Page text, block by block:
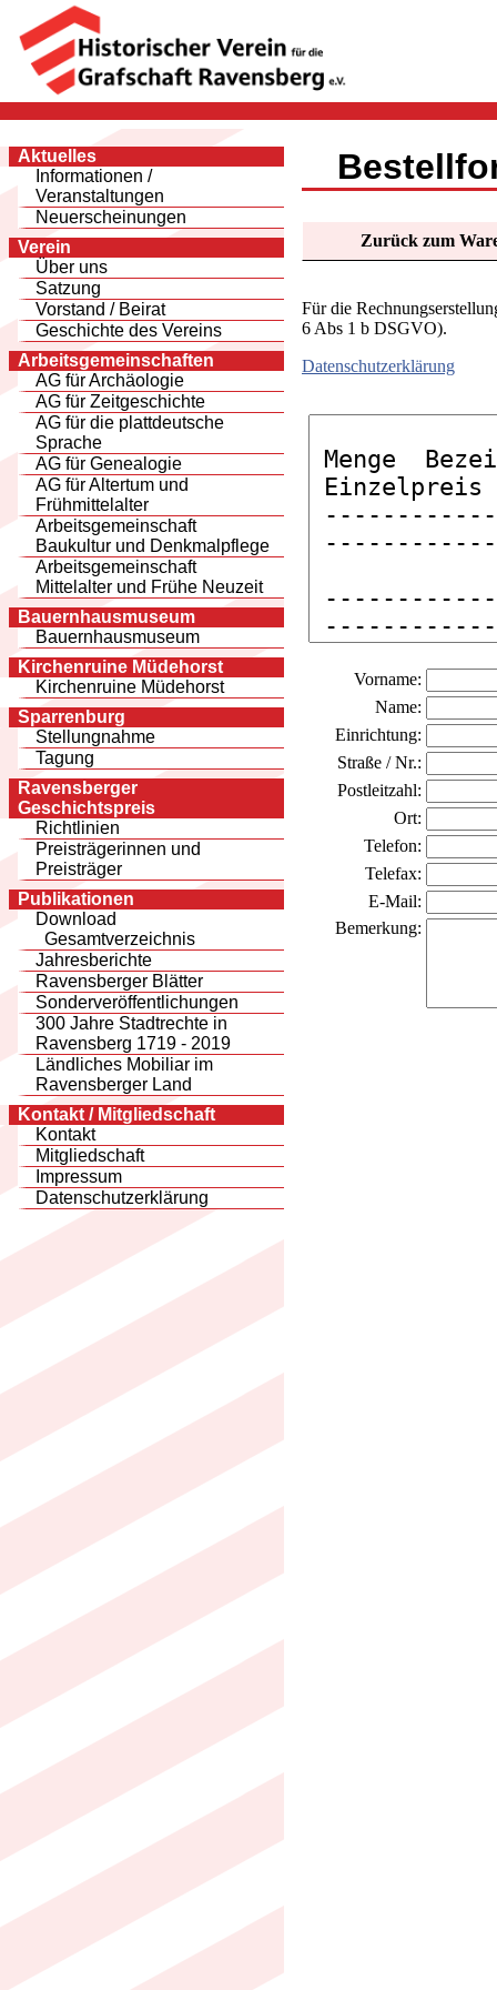
Aktuelles
Informationen /
Veranstaltungen
Neuerscheinungen
Verein
Über uns
Satzung
Vorstand / Beirat
Geschichte des Vereins
Arbeitsgemeinschaften
AG für Archäologie
AG für Zeitgeschichte
AG für die plattdeutsche
Sprache
AG für Genealogie
AG für Altertum und
Frühmittelalter
Arbeitsgemeinschaft
Baukultur und Denkmalpflege
Arbeitsgemeinschaft
Mittelalter und Frühe Neuzeit
Bauernhausmuseum
Bauernhausmuseum
Kirchenruine Müdehorst
Kirchenruine Müdehorst
Sparrenburg
Stellungnahme
Tagung
Ravensberger
Geschichtspreis
Richtlinien
Preisträgerinnen und
Preisträger
Publikationen
Download
Gesamtverzeichnis
Jahresberichte
Ravensberger Blätter
Sonderveröffentlichungen
300 Jahre Stadtrechte in
Ravensberg 1719 - 2019
Ländliches Mobiliar im
Ravensberger Land
Kontakt / Mitgliedschaft
Kontakt
Mitgliedschaft
Impressum
Datenschutzerklärung
Zurück zum
Für die
6 Abs 1 b DSGVO).
Datenschutzerklärung
Vorname:
Name:
Einrichtung:
Straße / Nr.:
Postleitzahl:
Ort:
Telefon:
Telefax:
E-Mail:
Bemerkung: